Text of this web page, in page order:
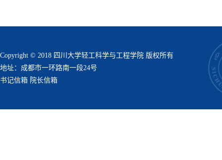
Copyright © 2018 四川大学轻工科学与工程学院 版权所有
地址：成都市一环路南一段24号
书记信箱 院长信箱